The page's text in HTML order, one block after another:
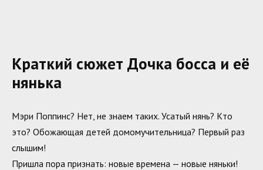
Краткий сюжет Дочка босса и её
нянька
Мэри Поппинс? Нет, не знаем таких. Усатый нянь? Кто
это? Обожающая детей домомучительница? Первый раз
слышим!
Пришла пора признать: новые времена — новые няньки!